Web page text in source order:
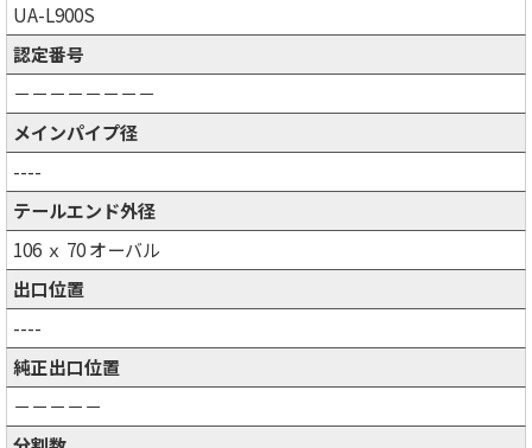
UA-L900S
認定番号
－－－－－－－－
メインパイプ径
----
テールエンド外径
106 ｘ 70 オーバル
出口位置
----
純正出口位置
－－－－－